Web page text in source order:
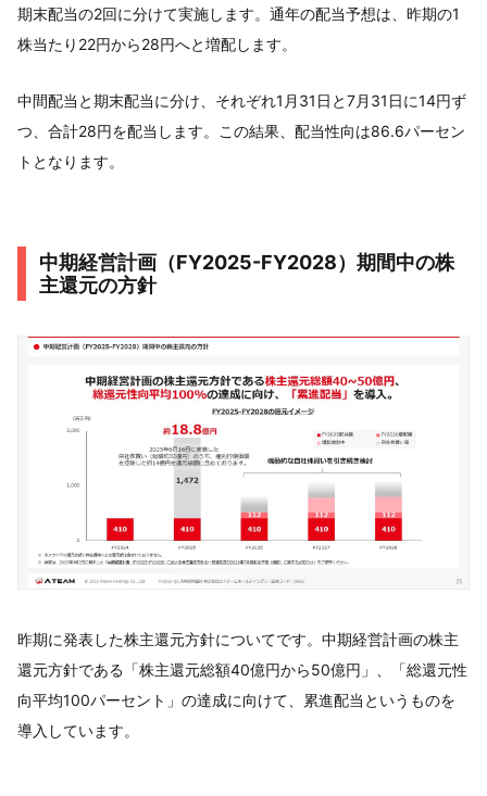
期末配当の2回に分けて実施します。通年の配当予想は、昨期の1
株当たり22円から28円へと増配します。
中間配当と期末配当に分け、それぞれ1月31日と7月31日に14円ず
つ、合計28円を配当します。この結果、配当性向は86.6パーセン
トとなります。
中期経営計画（FY2025-FY2028）期間中の株
主還元の方針
昨期に発表した株主還元方針についてです。中期経営計画の株主
還元方針である「株主還元総額40億円から50億円」、「総還元性
向平均100パーセント」の達成に向けて、累進配当というものを
導入しています。